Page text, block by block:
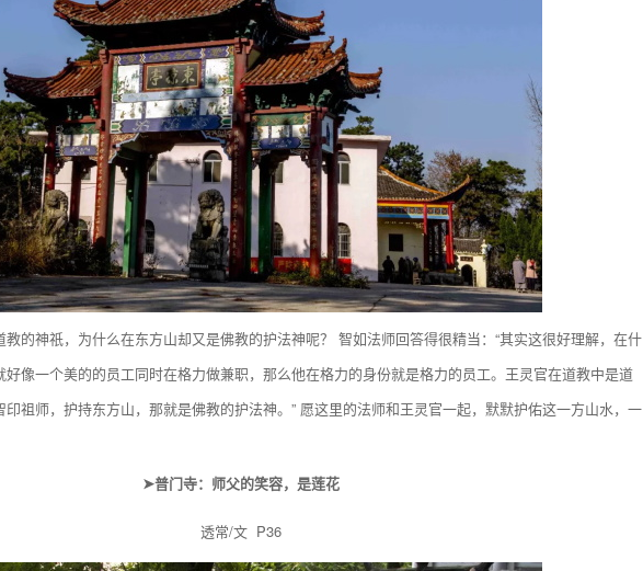
的神祇，为什么在东方山却又是佛教的护法神呢？ 智如法师回答得很精当：“其实这很好理解，在什
好像一个美的的员工同时在格力做兼职，那么他在格力的身份就是格力的员工。王灵官在道教中是道
祖师，护持东方山，那就是佛教的护法神。” 愿这里的法师和王灵官一起，默默护佑这一方山水，一
➤普门寺：师父的笑容，是莲花
透常/文 P36